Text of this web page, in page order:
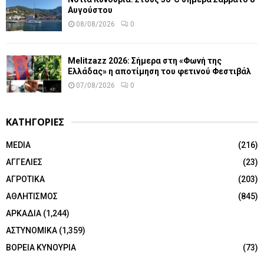
Αυγούστου
08/08/2026 0
Melitzazz 2026: Σήμερα στη «Φωνή της
Ελλάδας» η αποτίμηση του φετινού Φεστιβάλ
07/08/2026 0
ΚΑΤΗΓΟΡΙΕΣ
MEDIA
(216)
ΑΓΓΕΛΙΕΣ
(23)
ΑΓΡΟΤΙΚΑ
(203)
ΑΘΛΗΤΙΣΜΟΣ
(845)
ΑΡΚΑΔΙΑ (1,244)
ΑΣΤΥΝΟΜΙΚΑ (1,359)
ΒΟΡΕΙΑ ΚΥΝΟΥΡΙΑ
(73)